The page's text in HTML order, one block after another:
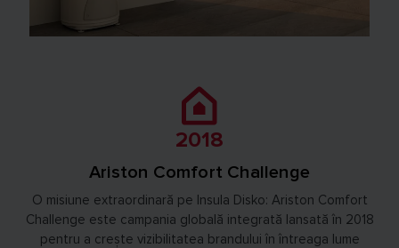
2018
Ariston Comfort Challenge
O misiune extraordinară pe Insula Disko: Ariston Comfort
Challenge este campania globală integrată lansată în 2018
pentru a crește vizibilitatea brandului în întreaga lume